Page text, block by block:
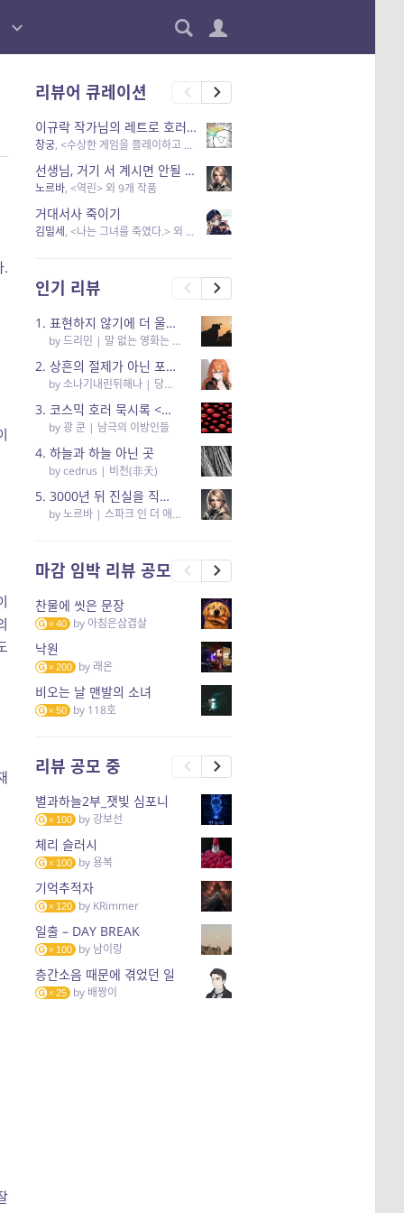
.
리뷰어 큐레이션
이규락 작가님의 레트로 호러 리뷰
창궁, <수상한 게임을 플레이하고 있어> 외 3개 작품
선생님, 거기 서 계시면 안될 것 같은데요-역할 클리셰를 비튼 작품들
노르바, <역린> 외 9개 작품
거대서사 죽이기
김밀세, <나는 그녀를 죽였다.> 외 1개 작품
인기 리뷰
1. 표현하지 않기에 더 울림이 있는
by드리민 | 말 없는 영화는 하룻밤에 몇 리를 갈 수 있을까
2. 상흔의 절제가 아닌 포용의 고찰… <당신의 어둠을 안아요>
by소나기내린뒤해나 | 당신의 어둠을 안아요
3. 코스믹 호러 묵시록 <남극의 이방인들> 리뷰
by광 쿤 | 남극의 이방인들
4. 하늘과 하늘 아닌 곳
bycedrus | 비천(非天)
5. 3000년 뒤 진실을 직면하고 영혼까지 부서져버리는 소년의 성장통 (2부 리뷰)
by노르바 | 스파크 인 더 애쉬스(Spark in the ashes)
마감 임박 리뷰 공모
찬물에 씻은 문장
40 by 아침은삼겹살
낙원
200 by 래온
비오는 날 맨발의 소녀
50 by 118호
리뷰 공모 중
별과하늘2부_잿빛 심포니
100 by 강보선
체리 슬러시
100 by용복
기억추적자
120 by KRimmer
일출 – DAY BREAK
100 by 남이랑
층간소음 때문에 겪었던 일
25 by 배짱이